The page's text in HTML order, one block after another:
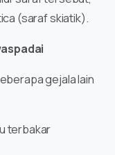
(saraf skiatik).
gejala lain
terbakar